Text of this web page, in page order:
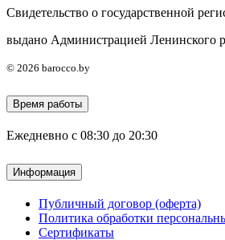
Свидетельство о государственной
выдано Администрацией Ленинского
© 2026 barocco.by
Время работы
Ежедневно с 08:30 до 20:30
Информация
Публичный договор (оферта)
Политика обработки
Сертификаты